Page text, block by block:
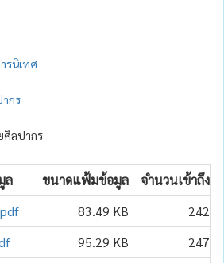
รนิเทศ
กร
ศิลปากร
ล ขนาดแฟ้มข้อมูล จำนวนเข้าถึง
83.49 KB 242
95.29 KB 247